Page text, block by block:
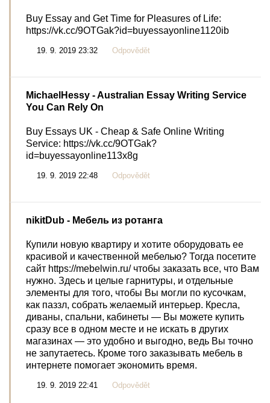
Buy Essay and Get Time for Pleasures of Life:
https://vk.cc/9OTGak?id=buyessayonline1120ib
19. 9. 2019 23:32 Odpovědět
MichaelHessy - Australian Essay Writing Service
You Can Rely On
Buy Essays UK - Cheap & Safe Online Writing
Service: https://vk.cc/9OTGak?
id=buyessayonline113x8g
19. 9. 2019 22:48 Odpovědět
nikitDub - Мебель из ротанга
Купили новую квартиру и хотите оборудовать ее
красивой и качественной мебелью? Тогда посетите
сайт https://mebelwin.ru/ чтобы заказать все, что Вам
нужно. Здесь и целые гарнитуры, и отдельные
элементы для того, чтобы Вы могли по кусочкам,
как паззл, собрать желаемый интерьер. Кресла,
диваны, спальни, кабинеты — Вы можете купить
сразу все в одном месте и не искать в других
магазинах — это удобно и выгодно, ведь Вы точно
не запутаетесь. Кроме того заказывать мебель в
интернете помогает экономить время.
19. 9. 2019 22:41 Odpovědět